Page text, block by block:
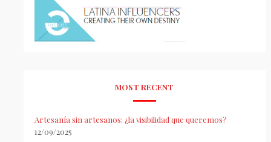
MOST RECENT
Artesanía sin artesanos: ¿la visibilidad que queremos?
12/09/2025